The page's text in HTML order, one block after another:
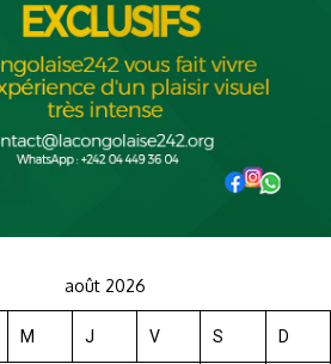
août 2026
M J V S D